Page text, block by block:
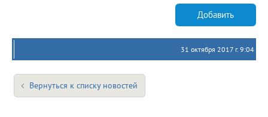
Добавить
31 октября 2017 г. 9:04
Вернуться к списку новостей